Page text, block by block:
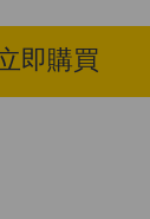
即購買